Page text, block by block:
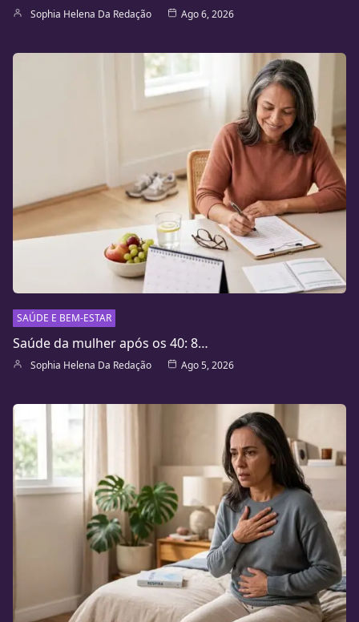
Sophia Helena Da Redação Ago 6, 2026
SAÚDE E BEM-ESTAR
Saúde da mulher após os 40: 8…
Sophia Helena Da Redação Ago 5, 2026